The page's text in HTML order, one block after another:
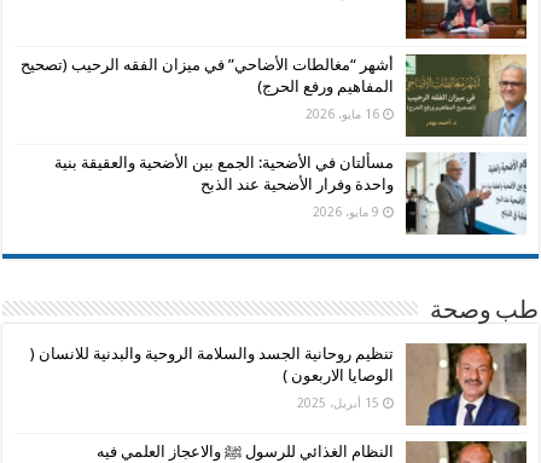
أشهر “مغالطات الأضاحي” في ميزان الفقه الرحيب (تصحيح
المفاهيم ورفع الحرج)
16 مايو، 2026
مسألتان في الأضحية: الجمع بين الأضحية والعقيقة بنية
واحدة وفرار الأضحية عند الذبح
9 مايو، 2026
طب وصحة
تنظيم روحانية الجسد والسلامة الروحية والبدنية للانسان (
الوصايا الاربعون )
15 أبريل، 2025
النظام الغذائي للرسول ﷺ والاعجاز العلمي فيه